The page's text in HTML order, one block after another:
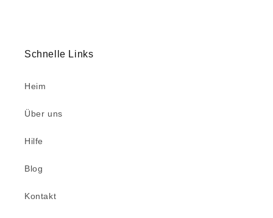
Schnelle Links
Heim
Über uns
Hilfe
Blog
Kontakt